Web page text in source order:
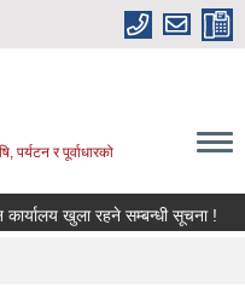
पर्यटन र पूर्वाधारको
खुला रहने सम्बन्धी सूचना !